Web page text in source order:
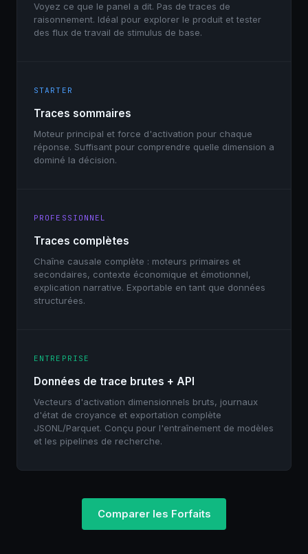
Voyez ce que le panel a dit. Pas de traces de
raisonnement. Idéal pour explorer le produit et tester
des flux de travail de stimulus de base.
STARTER
Traces sommaires
Moteur principal et force d'activation pour chaque
réponse. Suffisant pour comprendre quelle dimension a
dominé la décision.
PROFESSIONNEL
Traces complètes
Chaîne causale complète : moteurs primaires et
secondaires, contexte économique et émotionnel,
explication narrative. Exportable en tant que données
structurées.
ENTREPRISE
Données de trace brutes + API
Vecteurs d'activation dimensionnels bruts, journaux
d'état de croyance et exportation complète
JSONL/Parquet. Conçu pour l'entraînement de modèles
et les pipelines de recherche.
Comparer les Forfaits